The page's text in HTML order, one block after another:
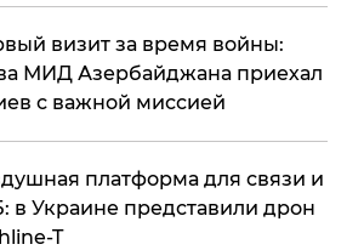
визит за время войны:
МИД Азербайджана приехал
с важной миссией
платформа для связи и
в Украине представили дрон
T